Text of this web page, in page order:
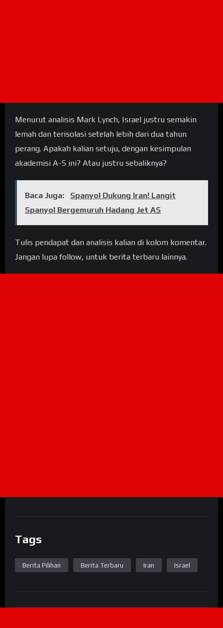
Menurut analisis Mark Lynch, Israel justru semakin
lemah dan terisolasi setelah lebih dari dua tahun
perang. Apakah kalian setuju, dengan kesimpulan
akademisi A-S ini? Atau justru sebaliknya?
Baca Juga:
Spanyol Dukung Iran! Langit
Spanyol Bergemuruh Hadang Jet AS
Tulis pendapat dan analisis kalian di kolom komentar.
Jangan lupa follow, untuk berita terbaru lainnya.
Tags
Berita Pilihan Berita Terbaru Iran Israel